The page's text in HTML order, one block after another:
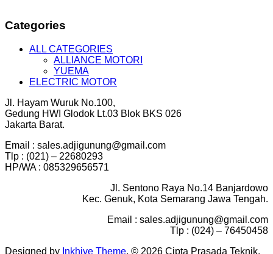
Categories
ALL CATEGORIES
ALLIANCE MOTORI
YUEMA
ELECTRIC MOTOR
Jl. Hayam Wuruk No.100,
Gedung HWI Glodok Lt.03 Blok BKS 026
Jakarta Barat.
Email : sales.adjigunung@gmail.com
Tlp : (021) – 22680293
HP/WA : 085329656571
Jl. Sentono Raya No.14 Banjardowo
Kec. Genuk, Kota Semarang Jawa Tengah.
Email : sales.adjigunung@gmail.com
Tlp : (024) – 76450458
Designed by Inkhive Theme. © 2026 Cipta Prasada Teknik.